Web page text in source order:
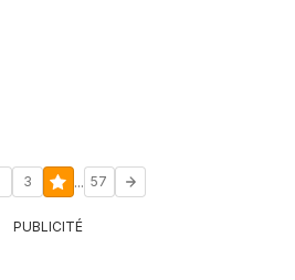
3 ... 57
PUBLICITÉ